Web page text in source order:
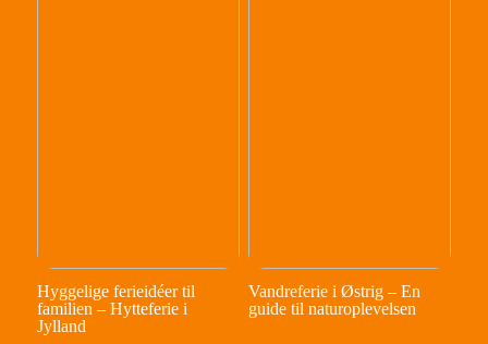
Hyggelige ferieidéer til
familien – Hytteferie i
Jylland
Vandreferie i Østrig – En
guide til naturoplevelsen